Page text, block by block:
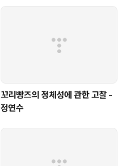
꼬리빵즈의 정체성에 관한 고찰 -
정연수